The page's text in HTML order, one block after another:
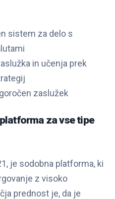
sistem za delo s
in učenja prek
zaslužek
za vse tipe
je sodobna platforma, ki
z visoko
prednost je, da je